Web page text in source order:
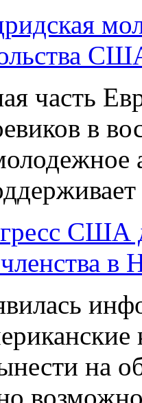
часть
в
США
на